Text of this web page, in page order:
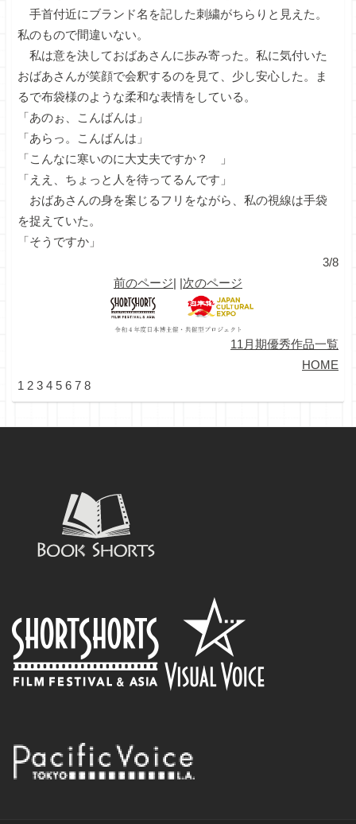
手首付近にブランド名を記した刺繍がちらりと見えた。
私のもので間違いない。
私は意を決しておばあさんに歩み寄った。私に気付いた
おばあさんが笑顔で会釈するのを見て、少し安心した。ま
るで布袋様のような柔和な表情をしている。
「あのぉ、こんばんは」
「あらっ。こんばんは」
「こんなに寒いのに大丈夫ですか？ 」
「ええ、ちょっと人を待ってるんです」
おばあさんの身を案じるフリをながら、私の視線は手袋
を捉えていた。
「そうですか」
3/8
前のページ| |次のページ
11月期優秀作品一覧
HOME
1 2 3 4 5 6 7 8